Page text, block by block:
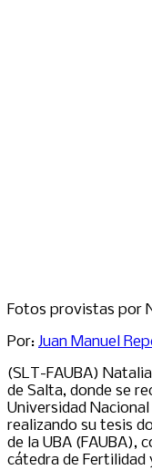
Fotos provistas por
Por: Juan Manuel
(SLT-FAUBA)
de Salta, donde se
Universidad
realizando su tesis
de la UBA (FAUBA),
cátedra de Fertilidad